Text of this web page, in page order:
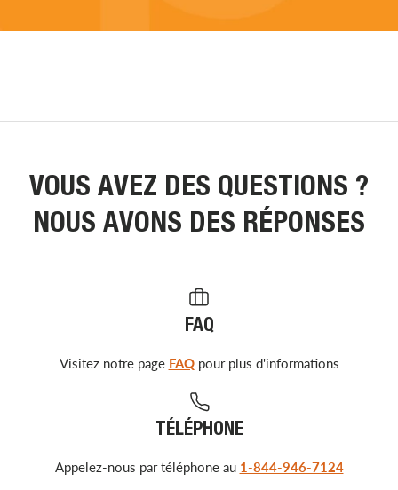
VOUS AVEZ DES QUESTIONS ?
NOUS AVONS DES RÉPONSES
FAQ
Visitez notre page FAQpour plus d'informations
TÉLÉPHONE
Appelez-nous par téléphone au 1-844-946-7124